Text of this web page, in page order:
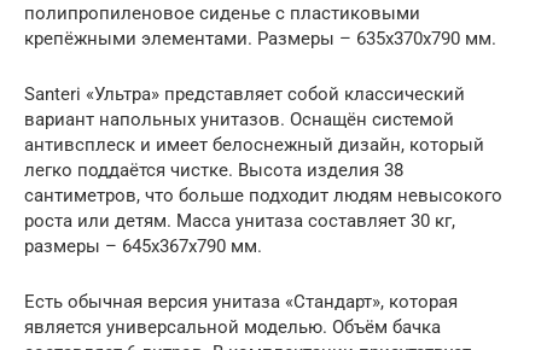
полипропиленовое сиденье с пластиковыми
крепёжными элементами. Размеры – 635х370х790 мм.
Santeri «Ультра» представляет собой классический
вариант напольных унитазов. Оснащён системой
антивсплеск и имеет белоснежный дизайн, который
легко поддаётся чистке. Высота изделия 38
сантиметров, что больше подходит людям невысокого
роста или детям. Масса унитаза составляет 30 кг,
размеры – 645х367х790 мм.
Есть обычная версия унитаза «Стандарт», которая
является универсальной моделью. Объём бачка